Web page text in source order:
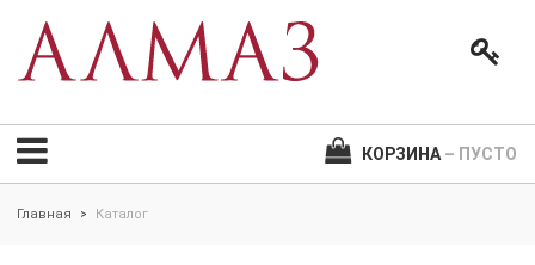
КОРЗИНА – ПУСТО
Главная > Каталог